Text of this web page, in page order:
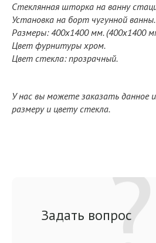
Стеклянная шторка на ванну
Установка на борт чугунной ванны.
Размеры: 400x1400 мм. (400x1400
Цвет фурнитуры хром.
Цвет стекла: прозрачный.
У нас вы можете заказать данное
размеру и цвету стекла.
Задать вопрос